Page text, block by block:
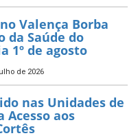
Valença Borba
da Saúde do
1º de agosto
de 2026
nas Unidades de
Acesso aos